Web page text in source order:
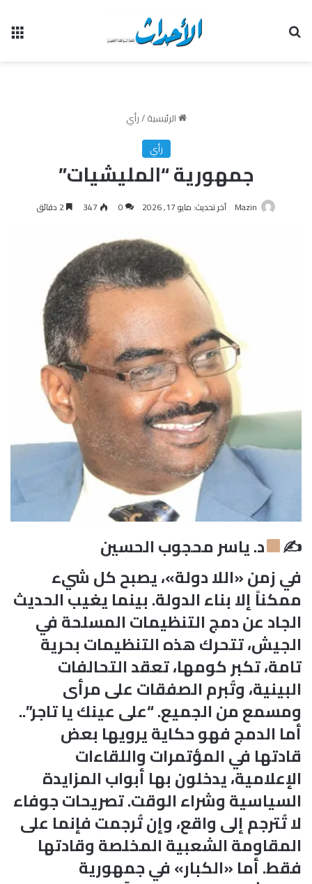
الرئيسية/رأي
رأي
جمهورية “المليشيات”
Mazin آخر تحديث: مايو 17, 2026 0
347
✍
د. ياسر محجوب الحسين
في زمن «اللا دولة»، يصبح كل شيء
ممكناً إلا بناء الدولة. بينما يغيب الحديث
الجاد عن دمج التنظيمات المسلحة في
الجيش، تتحرك هذه التنظيمات بحرية
تامة، تكبر كومها، تعقد التحالفات
البينية، وتُبرم الصفقات على مرأى
ومسمع من الجميع. “على عينك يا تاجر”..
أما الدمج فهو حكاية يرويها بعض
قادتها في المؤتمرات واللقاءات
الإعلامية، يدخلون بها أبواب المزايدة
السياسية وشراء الوقت. تصريحات جوفاء
لا تُترجم إلى واقع، وإن تُرجمت فإنما على
المقاومة الشعبية المخلصة وقادتها
فقط. أما «الكبار» في جمهورية